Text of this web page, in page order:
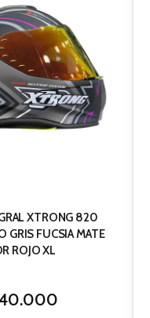
XTRONG 820
VISOR ROJO XL